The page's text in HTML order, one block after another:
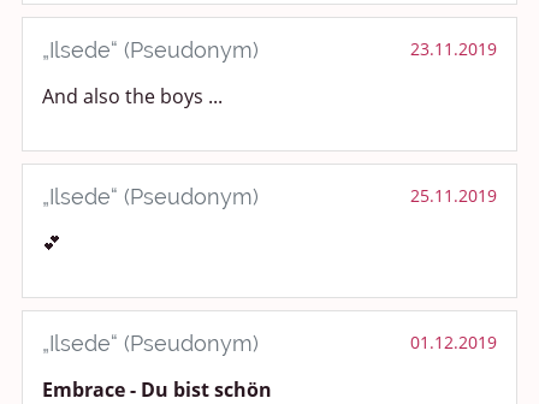
„Ilsede“ (Pseudonym) 23.11.2019
And also the boys ...
„Ilsede“ (Pseudonym) 25.11.2019
💕
„Ilsede“ (Pseudonym) 01.12.2019
Embrace - Du bist schön